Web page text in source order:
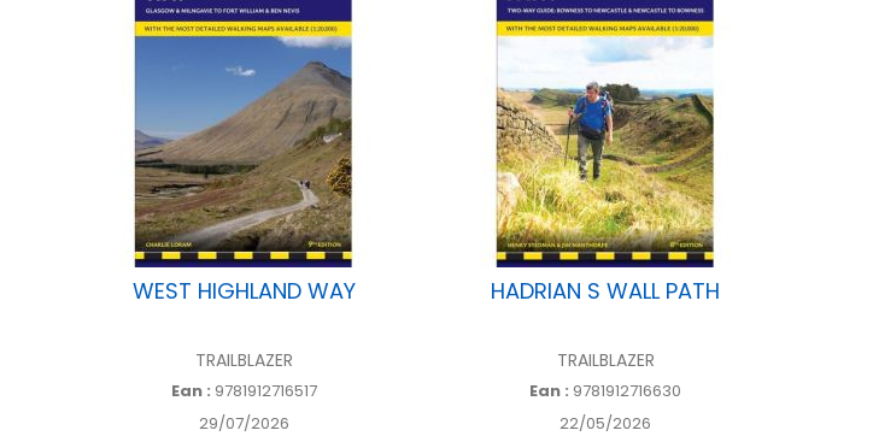
WEST HIGHLAND WAY
TRAILBLAZER
Ean : 9781912716517
29/07/2026
HADRIAN S WALL PATH
TRAILBLAZER
Ean : 9781912716630
22/05/2026